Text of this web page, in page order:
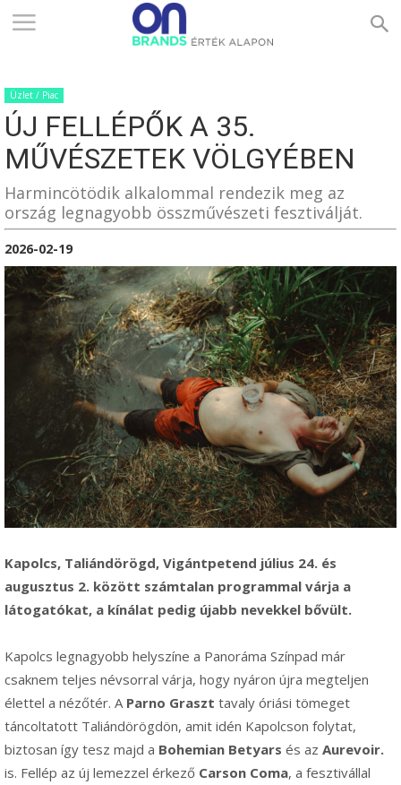
ONBRANDS
–
ALAPON
Üzlet / Piac
ÚJ FELLÉPŐK A 35.
MŰVÉSZETEK VÖLGYÉBEN
Harmincötödik alkalommal rendezik meg az
ország legnagyobb összművészeti fesztiválját.
2026-02-19
Kapolcs, Taliándörögd, Vigántpetend július 24. és
augusztus 2. között számtalan programmal várja a
látogatókat, a kínálat pedig újabb nevekkel bővült.
Kapolcs legnagyobb helyszíne a Panoráma Színpad már
csaknem teljes névsorral várja, hogy nyáron újra megteljen
élettel a nézőtér. A Parno Graszt tavaly óriási tömeget
táncoltatott Taliándörögdön, amit idén Kapolcson folytat,
biztosan így tesz majd a Bohemian Betyars és az Aurevoir.
is. Fellép az új lemezzel érkező Carson Coma, a fesztivállal